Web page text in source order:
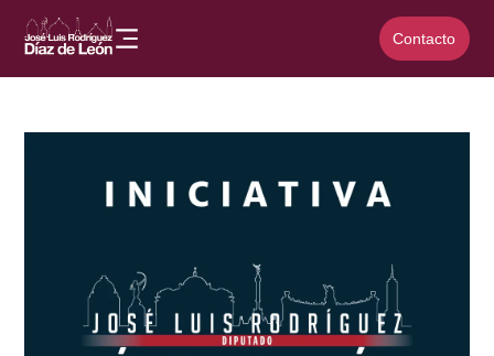
Contacto